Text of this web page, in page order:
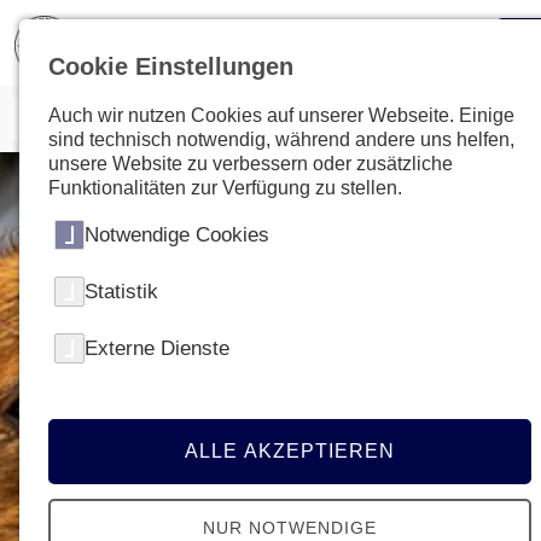
Cookie Einstellungen
Auch wir nutzen Cookies auf unserer Webseite. Einige
sind technisch notwendig, während andere uns helfen,
unsere Website zu verbessern oder zusätzliche
Funktionalitäten zur Verfügung zu stellen.
Notwendige Cookies
Statistik
Externe Dienste
ALLE AKZEPTIEREN
NUR NOTWENDIGE